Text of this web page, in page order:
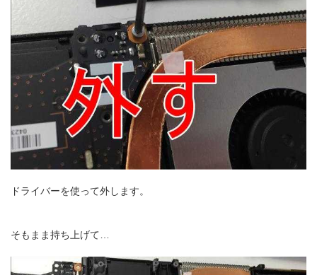
ドライバーを使って外します。
そもまま持ち上げて…